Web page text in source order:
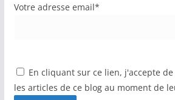
Votre adresse email*
En cliquant sur ce lien, j'accepte
les articles de ce blog au moment de